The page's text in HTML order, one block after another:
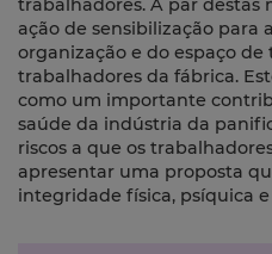
trabalhadores. A par destas
ação de sensibilização para
organização e do espaço de
trabalhadores da fábrica.
como um importante
saúde da indústria da
riscos a que os
apresentar uma proposta
integridade física, psíquica e